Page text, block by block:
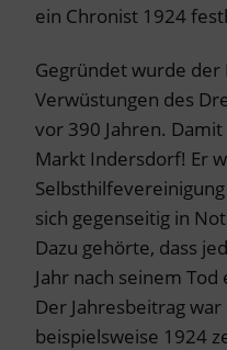
ein Chronist 1924
Gegründet wurde der
Verwüstungen des
vor 390 Jahren.
Markt Indersdorf! Er
sich gegenseitig in
Dazu gehörte, dass
Jahr nach seinem
Der Jahresbeitrag
beispielsweise 1924